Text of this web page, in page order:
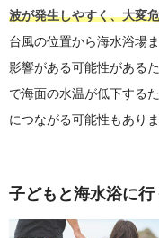
波が発生しやすく、大変
台風の位置から海水浴場
影響がある可能性がある
で海面の水温が低下する
につながる可能性もありま
子どもと海水浴に